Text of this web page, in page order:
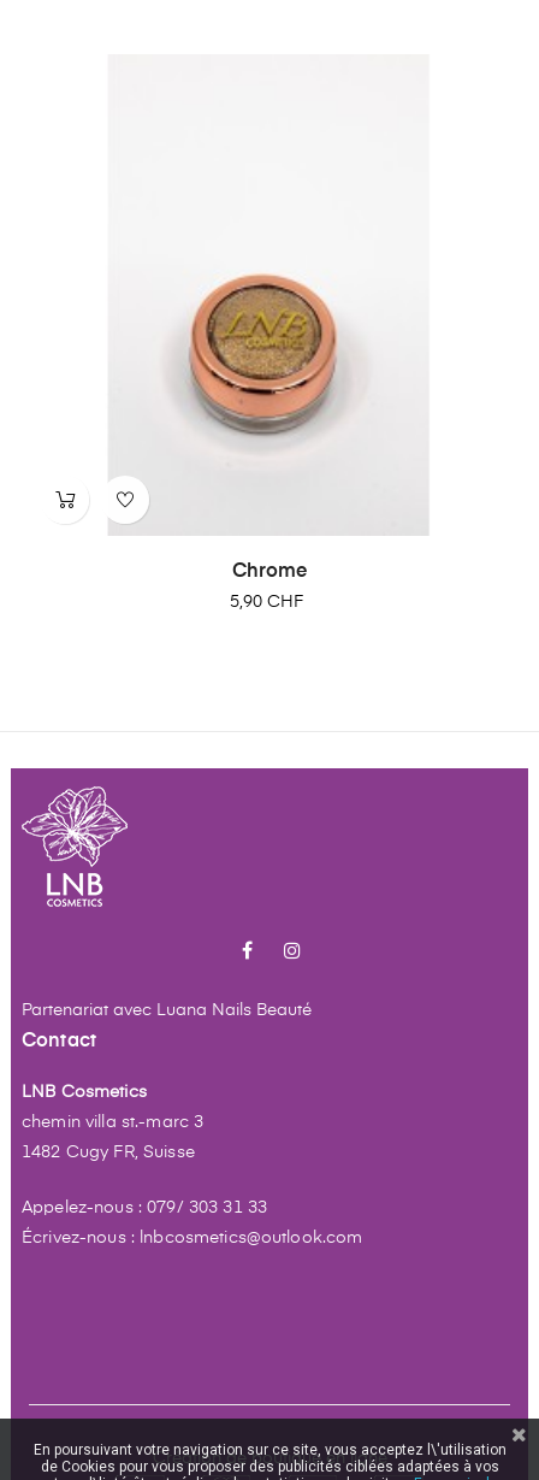
Chrome
Prix
5,90 CHF
Facebook
Partenariat avec Luana Nails Beauté
Contact
LNB Cosmetics
chemin villa st.-marc 3
1482 Cugy FR, Suisse
Appelez-nous : 079/ 303 31 33
Écrivez-nous : lnbcosmetics@outlook.com
Création de boutique en ligne
En poursuivant votre navigation sur ce site, vous acceptez l\'utilisation
de Cookies pour vous proposer des publicités ciblées adaptées à vos